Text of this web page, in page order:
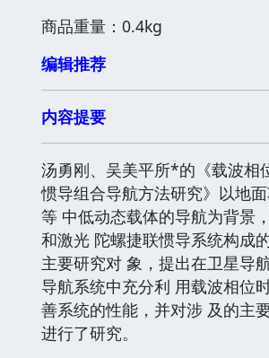
商品重量：0.4kg
编辑推荐
内容提要
汤勇刚、吴美平所*的《载波相
惯导组合导航方法研究》以地
等 中低动态载体的导航为背景
和激光 陀螺捷联惯导系统构成
主要研究对 象，提出在卫星导
导航系统中充分利 用载波相位
善系统的性能，并对涉 及的主
进行了研究。